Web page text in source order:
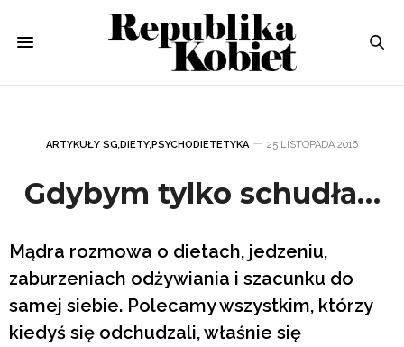
ARTYKUŁY SG,DIETY,PSYCHODIETETYKA 25 LISTOPADA 2016
Gdybym tylko schudła…
Mądra rozmowa o dietach, jedzeniu,
zaburzeniach odżywiania i szacunku do
samej siebie. Polecamy wszystkim, którzy
kiedyś się odchudzali, właśnie się